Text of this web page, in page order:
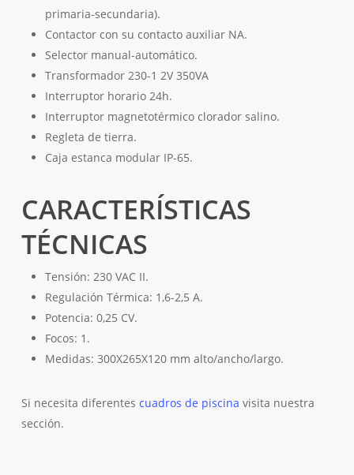
primaria-secundaria).
Contactor con su contacto auxiliar NA.
Selector manual-automático.
Transformador 230-1 2V 350VA
Interruptor horario 24h.
Interruptor magnetotérmico clorador salino.
Regleta de tierra.
Caja estanca modular IP-65.
CARACTERÍSTICAS
TÉCNICAS
Tensión: 230 VAC II.
Regulación Térmica: 1,6-2,5 A.
Potencia: 0,25 CV.
Focos: 1.
Medidas: 300X265X120 mm alto/ancho/largo.
Si necesita diferentes cuadros de piscina visita nuestra
sección.